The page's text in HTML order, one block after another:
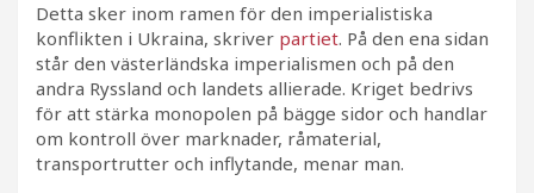
Detta sker inom ramen för den imperialistiska
konflikten i Ukraina, skriver partiet. På den ena sidan
står den västerländska imperialismen och på den
andra Ryssland och landets allierade. Kriget bedrivs
för att stärka monopolen på bägge sidor och handlar
om kontroll över marknader, råmaterial,
transportrutter och inflytande, menar man.